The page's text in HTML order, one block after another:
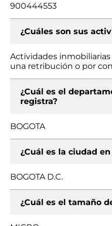
900444553
¿Cuáles son sus
Actividades
una retribución o por
¿Cuál es el
registra?
BOGOTA
¿Cuál es la ciudad
BOGOTA D.C.
¿Cuál es el tamaño